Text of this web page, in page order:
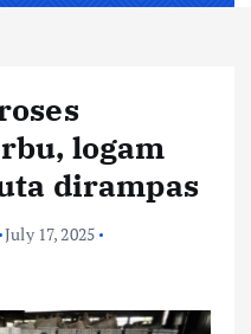
logam
dirampas
July 17, 2025